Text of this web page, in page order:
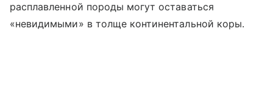
расплавленной породы могут оставаться
«невидимыми» в толще континентальной коры.